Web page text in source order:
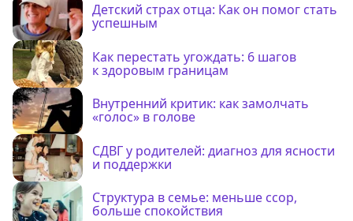
Детский страх отца: Как он помог стать
успешным
Как перестать угождать: 6 шагов
к здоровым границам
Внутренний критик: как замолчать
«голос» в голове
СДВГ у родителей: диагноз для ясности
и поддержки
Структура в семье: меньше ссор,
больше спокойствия